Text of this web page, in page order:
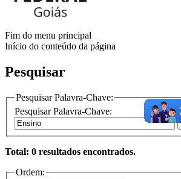
Fim do menu principal
Início do conteúdo da página
Pesquisar
Pesquisar Palavra-Chave:
Pesquisar Palavra-Chave:
Total: 0 resultados encontrados.
Ordem: